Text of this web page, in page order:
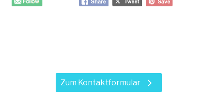
Zum Kontaktformular